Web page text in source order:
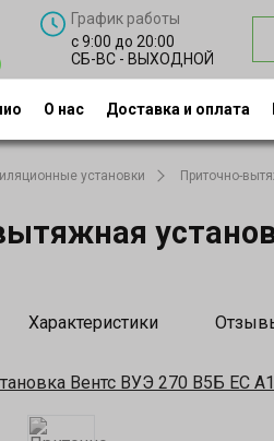
График работы
с 9:00 до 20:00
СБ-ВС - ВЫХОДНОЙ
О нас Доставка и оплата
установки Приточно-
Характеристики